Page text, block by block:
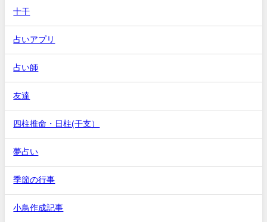
十干
占いアプリ
占い師
友達
四柱推命・日柱(干支）
夢占い
季節の行事
小鳥作成記事